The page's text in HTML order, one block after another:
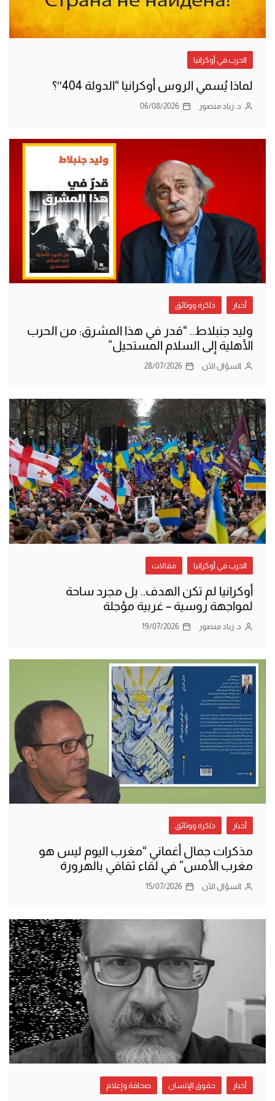
الحرب في أوكرانيا
لماذا يُسمي الروس أوكرانيا “الدولة 404″؟
د. زياد منصور 06/08/2026
أخبار ذاكرة ووثائق
وليد جنبلاط.. “قدر في هذا المشرق: من الحرب
الأهلية إلى السلام المستحيل”
السؤال الآن 28/07/2026
الحرب في أوكرانيا مقالات
أوكرانيا لم تكن الهدف.. بل مجرد ساحة
لمواجهة روسية – غربية مؤجلة
د. زياد منصور 19/07/2026
أخبار ذاكرة ووثائق
مذكرات جمال أغماني “مغرب اليوم ليس هو
مغرب الأمس” في لقاء ثقافي بالهرورة
السؤال الآن 15/07/2026
أخبار حقوق الإنسان صحافة وإعلام